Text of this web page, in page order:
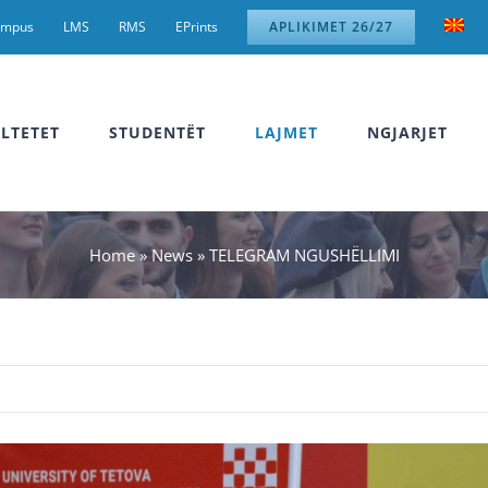
LMS RMS EPrints APLIKIMET 26/27
STUDENTËT LAJMET NGJARJET
Home»News» TELEGRAM NGUSHËLLIMI